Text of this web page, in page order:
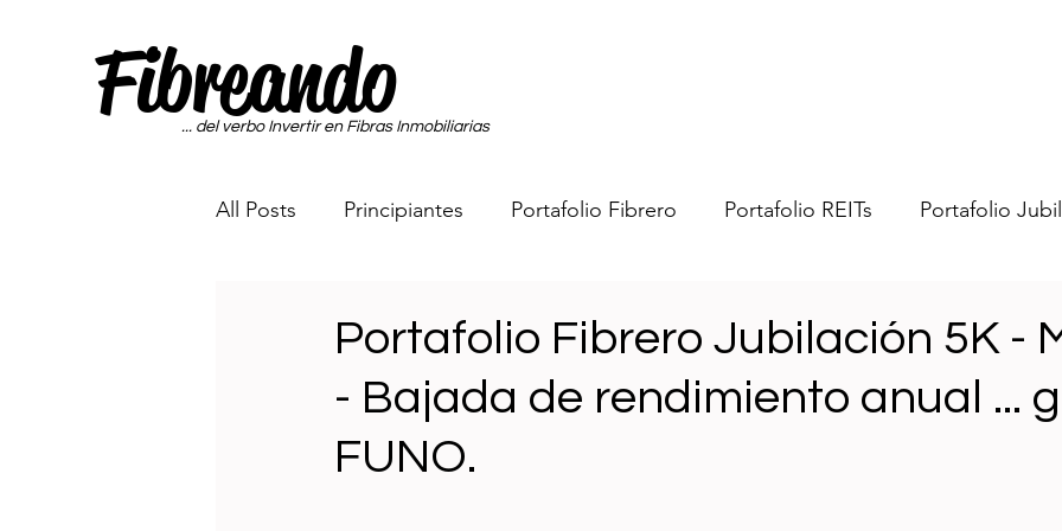
Fibreando
... del verbo Invertir en Fibras Inmobiliarias
All Posts Principiantes Portafolio Fibrero Portafolio REITs Portafolio
Maquina Generadora de Dinero General Impuestos Ideas
Portafolio Fibrero Jubilación 5K -
- Bajada de rendimiento anual ...
FUNO.